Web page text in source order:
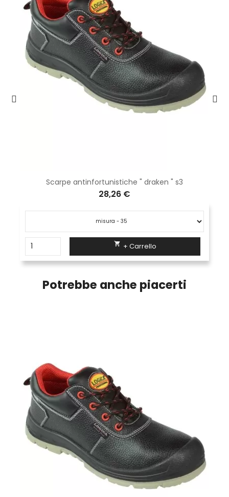
Scarpe antinfortunistiche " draken " s3
28,26 €
 + Carrello
Potrebbe anche piacerti